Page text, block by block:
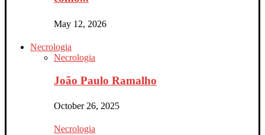
May 12, 2026
Necrologia
Necrologia
João Paulo Ramalho
October 26, 2025
Necrologia